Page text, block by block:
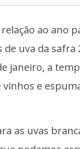
ao ano
uva da safra
janeiro, a
e
as uvas